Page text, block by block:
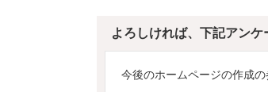
よろしければ、下記アンケ
今後のホームページの作成の